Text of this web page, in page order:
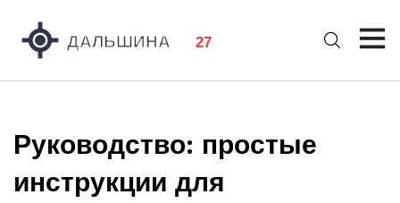
Руководство: простые
инструкции для